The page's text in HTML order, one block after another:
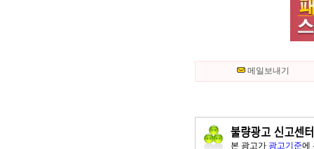
메일보내기
본 광고가 광고기준에